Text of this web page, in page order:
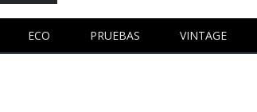
ECO PRUEBAS VINTAGE